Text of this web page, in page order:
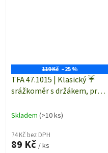
119 Kč –25 %
TFA 47.1015 | Klasický ☔
srážkoměr s držákem, pro
Skladem (>10 ks)
74 Kč bez DPH
89 Kč / ks